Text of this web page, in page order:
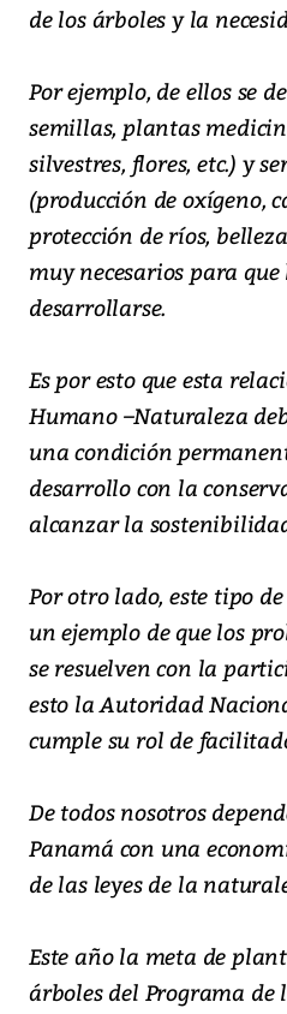
de los árboles y la
Por ejemplo, de ellos se
semillas, plantas
silvestres, flores, etc.) y
(producción de oxígeno,
protección de ríos,
muy necesarios para
desarrollarse.
Es por esto que esta
Humano –Naturaleza
una condición
desarrollo con la
alcanzar la
Por otro lado, este tipo
un ejemplo de que los
se resuelven con la
esto la Autoridad
cumple su rol de
De todos nosotros
Panamá con una
de las leyes de la
Este año la meta de
árboles del Programa de